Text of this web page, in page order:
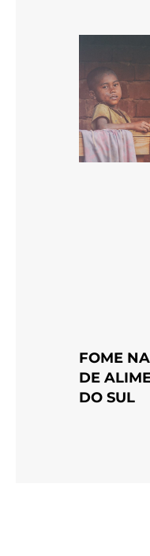
FOME
DE
DO SUL